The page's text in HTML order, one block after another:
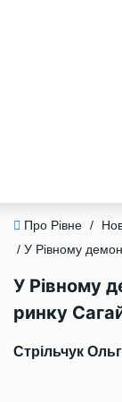
Про Рівне /
У Рівному
ринку
Стрільчук